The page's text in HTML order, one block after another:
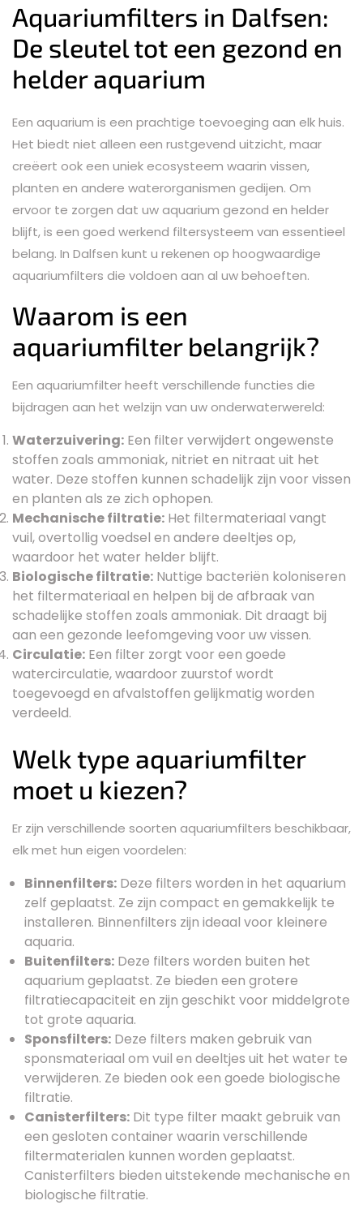
Aquariumfilters in Dalfsen:
De sleutel tot een gezond en
helder aquarium
Een aquarium is een prachtige toevoeging aan elk huis.
Het biedt niet alleen een rustgevend uitzicht, maar
creëert ook een uniek ecosysteem waarin vissen,
planten en andere waterorganismen gedijen. Om
ervoor te zorgen dat uw aquarium gezond en helder
blijft, is een goed werkend filtersysteem van essentieel
belang. In Dalfsen kunt u rekenen op hoogwaardige
aquariumfilters die voldoen aan al uw behoeften.
Waarom is een
aquariumfilter belangrijk?
Een aquariumfilter heeft verschillende functies die
bijdragen aan het welzijn van uw onderwaterwereld:
Waterzuivering: Een filter verwijdert ongewenste
stoffen zoals ammoniak, nitriet en nitraat uit het
water. Deze stoffen kunnen schadelijk zijn voor vissen
en planten als ze zich ophopen.
Mechanische filtratie: Het filtermateriaal vangt
vuil, overtollig voedsel en andere deeltjes op,
waardoor het water helder blijft.
Biologische filtratie: Nuttige bacteriën koloniseren
het filtermateriaal en helpen bij de afbraak van
schadelijke stoffen zoals ammoniak. Dit draagt bij
aan een gezonde leefomgeving voor uw vissen.
Circulatie: Een filter zorgt voor een goede
watercirculatie, waardoor zuurstof wordt
toegevoegd en afvalstoffen gelijkmatig worden
verdeeld.
Welk type aquariumfilter
moet u kiezen?
Er zijn verschillende soorten aquariumfilters beschikbaar,
elk met hun eigen voordelen:
Binnenfilters: Deze filters worden in het aquarium
zelf geplaatst. Ze zijn compact en gemakkelijk te
installeren. Binnenfilters zijn ideaal voor kleinere
aquaria.
Buitenfilters: Deze filters worden buiten het
aquarium geplaatst. Ze bieden een grotere
filtratiecapaciteit en zijn geschikt voor middelgrote
tot grote aquaria.
Sponsfilters: Deze filters maken gebruik van
sponsmateriaal om vuil en deeltjes uit het water te
verwijderen. Ze bieden ook een goede biologische
filtratie.
Canisterfilters: Dit type filter maakt gebruik van
een gesloten container waarin verschillende
filtermaterialen kunnen worden geplaatst.
Canisterfilters bieden uitstekende mechanische en
biologische filtratie.